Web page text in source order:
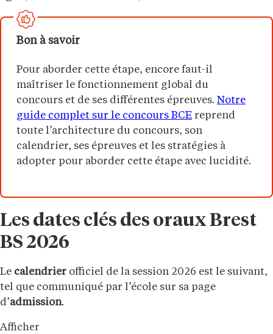
Bon à savoir
Pour aborder cette étape, encore faut-il
maîtriser le fonctionnement global du
concours et de ses différentes épreuves. Notre
guide complet sur le concours BCE reprend
toute l’architecture du concours, son
calendrier, ses épreuves et les stratégies à
adopter pour aborder cette étape avec lucidité.
Les dates clés des oraux Brest
BS 2026
Le calendrier officiel de la session 2026 est le suivant,
tel que communiqué par l’école sur sa page
d’admission.
Afficher